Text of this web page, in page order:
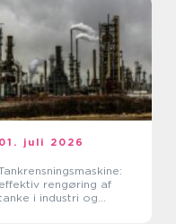
01. juli 2026
effektiv rengøring af
i industri og